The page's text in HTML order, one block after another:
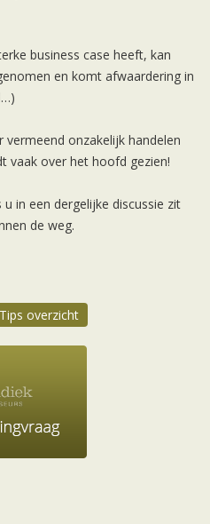
business case heeft, kan
en komt afwaardering in
onzakelijk handelen
vaak over het hoofd gezien!
in een dergelijke discussie zit
de weg.
overzicht